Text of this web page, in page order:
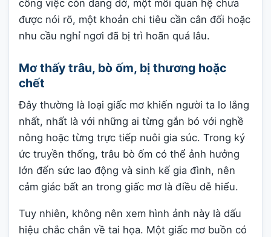
công việc còn dang dở, một mối quan hệ chưa
được nói rõ, một khoản chi tiêu cần cân đối hoặc
nhu cầu nghỉ ngơi đã bị trì hoãn quá lâu.
Mơ thấy trâu, bò ốm, bị thương hoặc
chết
Đây thường là loại giấc mơ khiến người ta lo lắng
nhất, nhất là với những ai từng gắn bó với nghề
nông hoặc từng trực tiếp nuôi gia súc. Trong ký
ức truyền thống, trâu bò ốm có thể ảnh hưởng
lớn đến sức lao động và sinh kế gia đình, nên
cảm giác bất an trong giấc mơ là điều dễ hiểu.
Tuy nhiên, không nên xem hình ảnh này là dấu
hiệu chắc chắn về tai họa. Một giấc mơ buồn có